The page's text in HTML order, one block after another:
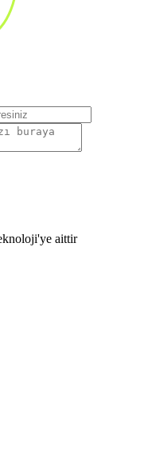
aittir